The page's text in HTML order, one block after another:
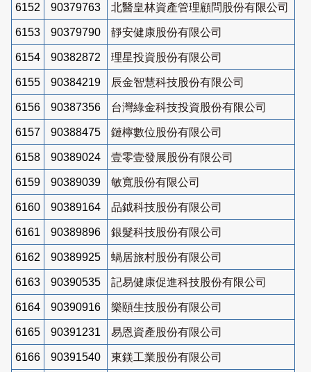
6152 90379763 北醫皇林資產管理顧問股份有限公司
6153 90379790 靜安健康股份有限公司
6154 90382872 理星投資股份有限公司
6155 90384219 辰金智慧科技股份有限公司
6156 90387356 台灣綠金科技投資股份有限公司
6157 90388475 鏈檸數位股份有限公司
6158 90389024 壹零壹發展股份有限公司
6159 90389039 敏寬股份有限公司
6160 90389164 品鉞科技股份有限公司
6161 90389896 銀髮科技股份有限公司
6162 90389925 蝸居旅村股份有限公司
6163 90390535 記易健康促進科技股份有限公司
6164 90390916 樂頤生技股份有限公司
6165 90391231 易恩資產股份有限公司
6166 90391540 東鎂工業股份有限公司